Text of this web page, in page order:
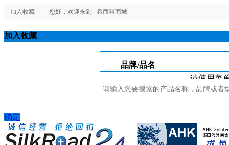
加入收藏 您好，欢迎来到 希而科商城
加入收藏
请使用菜
确定
品牌/品名